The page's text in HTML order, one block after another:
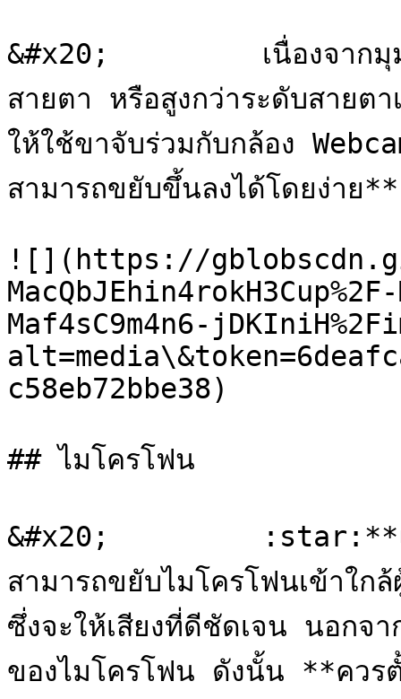
&#x20;         เนื่องจากมุมภ
สายตา หรือสูงกว่าระดับสา
ให้ใช้ขาจับร่วมกับกล้อง
สามารถขยับขึ้นลงได้โดยง่าย**
![](https://
Maf4sC9m4n6-
c58eb72bbe38)
## ไมโครโฟน
&#x20;         :star:**แน
สามารถขยับไมโครโฟนเข้า
ซึ่งจะให้เสียงที่ดีชัดเจน นอกจ
ของไมโครโฟน ดังนั้น **ควร